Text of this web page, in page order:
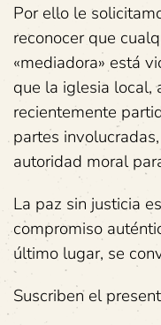
Por ello le
reconocer que
«mediadora» está
que la iglesia local,
recientemente
partes
autoridad moral
La paz sin justicia
compromiso
último lugar, se
Suscriben el